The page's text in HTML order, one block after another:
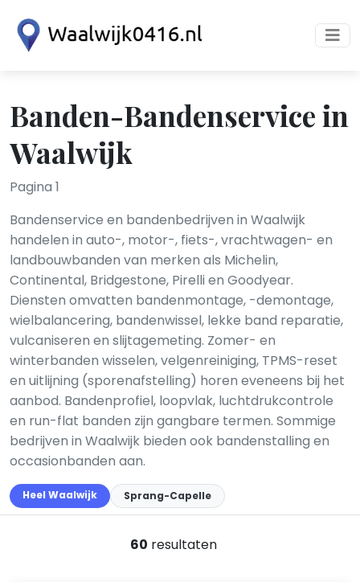
Banden-Bandenservice in
Waalwijk
Pagina 1
Bandenservice en bandenbedrijven in Waalwijk
handelen in auto-, motor-, fiets-, vrachtwagen- en
landbouwbanden van merken als Michelin,
Continental, Bridgestone, Pirelli en Goodyear.
Diensten omvatten bandenmontage, -demontage,
wielbalancering, bandenwissel, lekke band reparatie,
vulcaniseren en slijtagemeting. Zomer- en
winterbanden wisselen, velgenreiniging, TPMS-reset
en uitlijning (sporenafstelling) horen eveneens bij het
aanbod. Bandenprofiel, loopvlak, luchtdrukcontrole
en run-flat banden zijn gangbare termen. Sommige
bedrijven in Waalwijk bieden ook bandenstalling en
occasionbanden aan.
Heel Waalwijk Sprang-Capelle
60 resultaten